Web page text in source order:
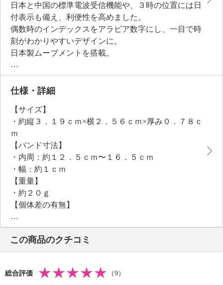
日本と中国の標準電波受信機能や、３時の位置には日
付表示も備え、利便性を高めました。
偶数時のインデックスをアラビア数字にし、一目で時
刻がわかりやすいデザインに。
日本製ムーブメントを搭載。
傷がつきにくい高硬度の反射防止コーティングサファ
イアガラスを採用し、日常生活でも便利に使える１０
気圧防水仕様もポイントです。
利な機能を搭載していながら、軽量なつくりで気軽に
着用でき、多彩なシーンでお手元を彩る頼れる一品に
なりそう。
仕様・詳細
【サイズ】
・約縦３．１９ｃｍ×横２．５６ｃｍ×厚み０．７８ｃ
ｍ
【バンド寸法】
・内周：約１２．５ｃｍ〜１６．５ｃｍ
・幅：約１ｃｍ
【重量】
・約２０ｇ
【個体差の有無】
・なし
【防水性能】
・日常生活用強化防水（１０気圧防水）
【バンド素材・メッキ種類】
・素材（裏側）：本革
この商品のクチコミ
総合評価 （9）